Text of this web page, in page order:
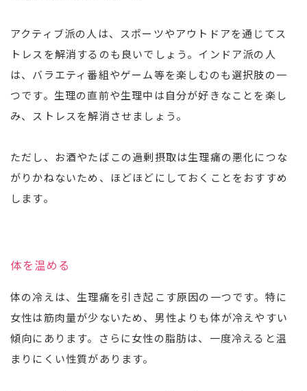
アクティブ派の人は、スポーツやアウトドアを通じてス
トレスを解消するのも良いでしょう。インドア派の人
は、バラエティ番組やゲーム等を楽しむのも選択肢の一
つです。生理の直前や生理中は自分が好きなことを楽し
み、ストレスを解消させましょう。
ただし、お酒やたばこの過剰摂取は生理痛の悪化につな
がりかねないため、ほどほどにしておくことをおすすめ
します。
体を温める
体の冷えは、生理痛を引き起こす原因の一つです。特に
女性は筋肉量が少ないため、男性よりも体が冷えやすい
傾向にあります。さらに女性の脂肪は、一度冷えると温
まりにくい性質があります。